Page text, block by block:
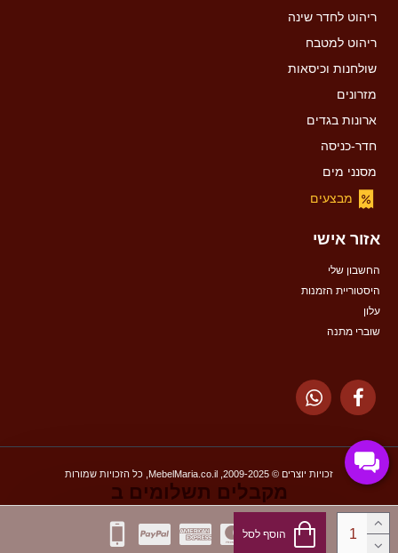
הוסף לסל
ריהוט לחדר שינה
ריהוט למטבח
שולחנות וכיסאות
מזרונים
ארונות בגדים
חדר-כניסה
מסנני מים
מבצעים
אזור אישי
החשבון שלי
היסטוריית הזמנות
עלון
שוברי מתנה
זכויות יוצרים © 2009-2025, MebelMaria.co.il, כל הזכויות שמורות
מקבלים תשלומים ב